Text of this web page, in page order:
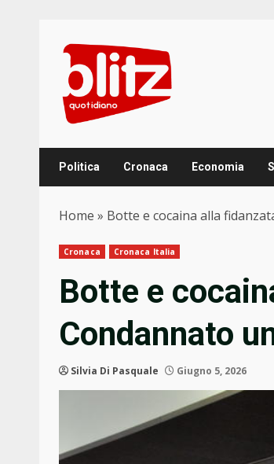
content
Politica Cronaca Economia
Home » Botte e cocaina alla
Cronaca Cronaca Italia
Botte e
Condannato
Silvia Di Pasquale Giugno 5, 2026